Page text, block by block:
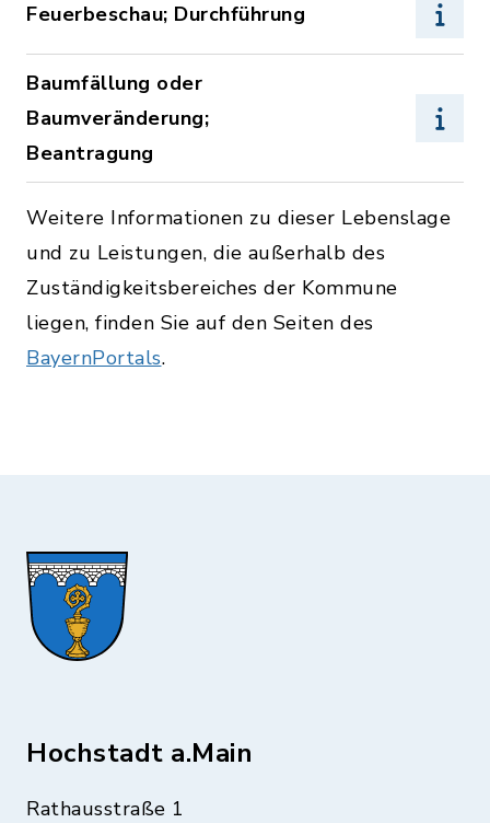
Feuerbeschau; Durchführung
Baumfällung oder
Baumveränderung;
Beantragung
Weitere Informationen zu dieser Lebenslage
und zu Leistungen, die außerhalb des
Zuständigkeitsbereiches der Kommune
liegen, finden Sie auf den Seiten des
BayernPortals.
Hochstadt a.Main
Rathausstraße 1